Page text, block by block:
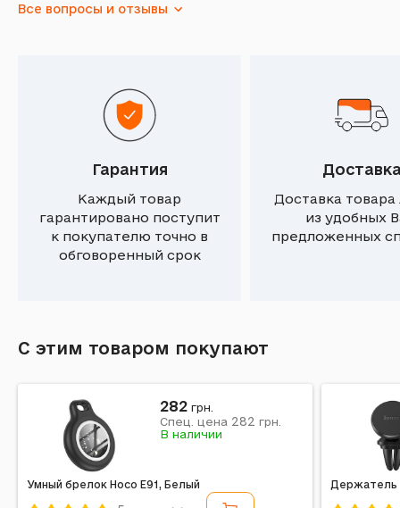
28.03.2025 14:42 Вопрос
Чи не потребує цей трекер додаткових
Ответ администратора:
Ні, не потребує.
Наскільки далеко він достає?
Ответ администратора:
ЦЕ GPS датчик, він не має обмежень по
відстані.
Все вопросы и отзывы
Гарантия
Каждый товар
гарантировано поступит
к покупателю точно в
обговоренный срок
Доставка
из удобных
предложенных
С этим товаром покупают
Умный брелок Hoco E91, Белый
282 грн.
Спец. цена 282 грн.
В наличии
Держатель